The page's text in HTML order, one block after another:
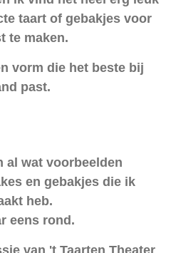
taart of gebakjes voor
te maken.
vorm die het beste bij
past.
al wat voorbeelden
en gebakjes die ik
heb.
eens rond.